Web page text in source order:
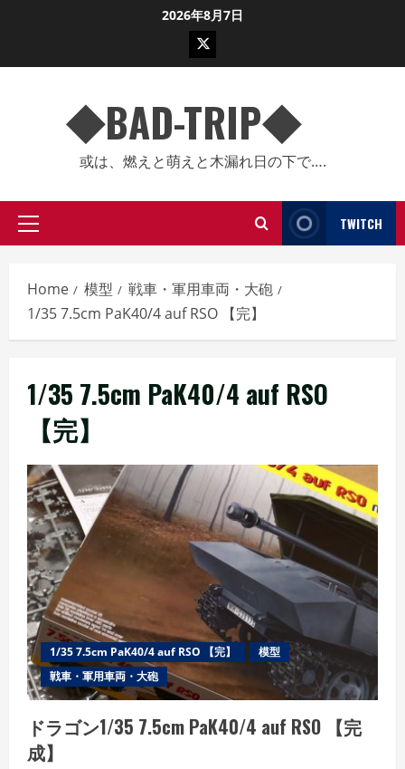
2026年8月7日
twitter
◆BAD-TRIP◆
或は、燃えと萌えと木漏れ日の下で….
Primary
TWITCH
Home 模型
戦車・軍用車両・大砲
1/35 7.5cm PaK40/4 auf RSO 【完】
1/35 7.5cm PaK40/4 auf RSO
【完】
1/35 7.5cm PaK40/4 auf RSO 【完】
模型
戦車・軍用車両・大砲
ドラゴン1/35 7.5cm PaK40/4 auf RSO 【完
成】